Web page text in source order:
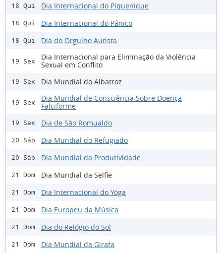
18 Qui Dia Internacional do Piquenique
18 Qui Dia Internacional do Pânico
18 Qui Dia do Orgulho Autista
19 Sex
Dia Internacional para Eliminação da Violência
Sexual em Conflito
19 Sex Dia Mundial do Albatroz
19 Sex
Dia Mundial de Consciência Sobre Doença
Falciforme
19 Sex Dia de São Romualdo
20 Sáb Dia Mundial do Refugiado
20 Sáb Dia Mundial da Produtividade
21 Dom Dia Mundial da Selfie
21 Dom Dia Internacional do Yoga
21 Dom Dia Europeu da Música
21 Dom Dia do Relógio do Sol
21 Dom Dia Mundial da Girafa